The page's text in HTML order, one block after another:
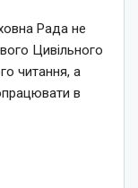
Рада не
Цивільного
читання, а
в